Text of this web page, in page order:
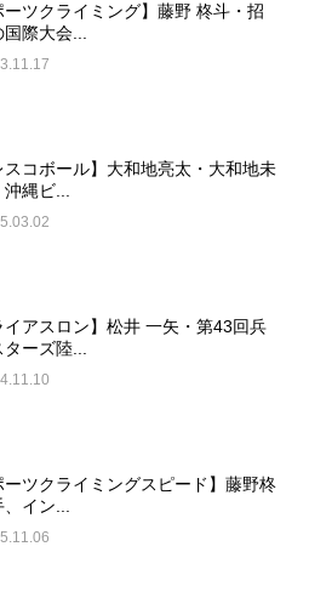
ーツクライミング】藤野 柊斗・招
国際大会...
スコボール】大和地亮太・大和地未
沖縄ビ...
イアスロン】松井 一矢・第43回兵
ターズ陸...
ーツクライミングスピード】藤野柊
、イン...